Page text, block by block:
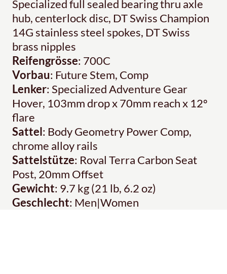
Specialized full sealed bearing thru axle
hub, centerlock disc, DT Swiss Champion
14G stainless steel spokes, DT Swiss
brass nipples
Reifengrösse: 700C
Vorbau: Future Stem, Comp
Lenker: Specialized Adventure Gear
Hover, 103mm drop x 70mm reach x 12º
flare
Sattel: Body Geometry Power Comp,
chrome alloy rails
Sattelstütze: Roval Terra Carbon Seat
Post, 20mm Offset
Gewicht: 9.7 kg (21 lb, 6.2 oz)
Geschlecht: Men|Women